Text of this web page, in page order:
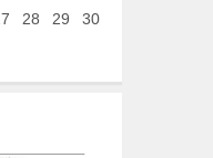
28 29
30